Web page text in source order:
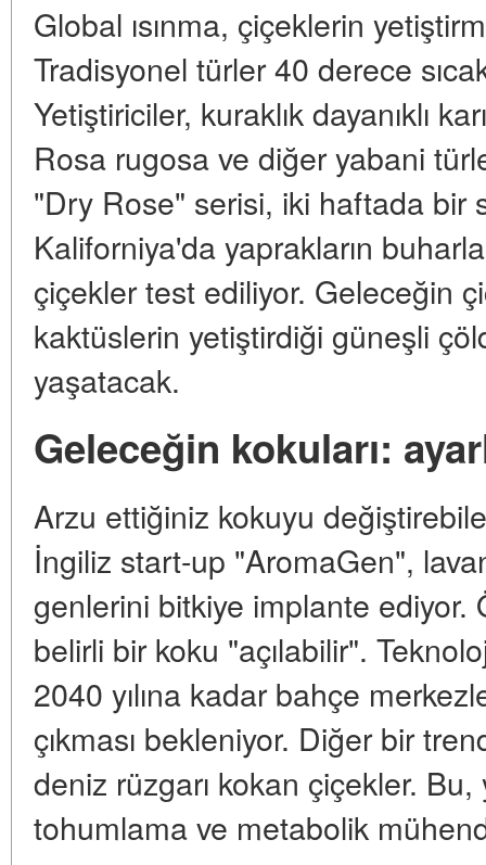
Global ısınma, çiçeklerin
Tradisyonel türler 40 derece
Yetiştiriciler, kuraklık dayanıklı
Rosa rugosa ve diğer yabani
"Dry Rose" serisi, iki haftada bir
Kaliforniya'da yaprakların
çiçekler test ediliyor. Geleceğin
kaktüslerin yetiştirdiği güneşli
yaşatacak.
Geleceğin kokuları:
Arzu ettiğiniz kokuyu
İngiliz start-up "AromaGen",
genlerini bitkiye implante ediyor.
belirli bir koku "açılabilir".
2040 yılına kadar bahçe
çıkması bekleniyor. Diğer bir
deniz rüzgarı kokan çiçekler.
tohumlama ve metabolik